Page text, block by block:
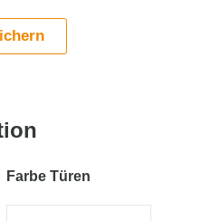
Farbe Türen